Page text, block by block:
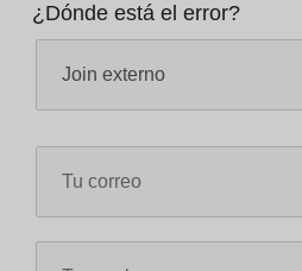
¿Dónde está el error?